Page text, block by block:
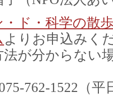
・ド・科学の散
よりお申込みく
からない場合
1522（平日